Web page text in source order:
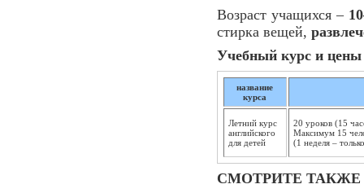
Возраст учащихся –
стирка вещей,
Учебный курс и цены
название
курса
Летний курс
английского
для детей
20 уроков (15
Максимум 15
(1 неделя –
СМОТРИТЕ ТАКЖЕ